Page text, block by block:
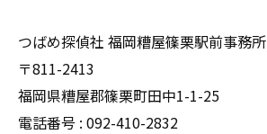
つばめ探偵社 福岡糟屋篠栗駅前事務所
〒811-2413
福岡県糟屋郡篠栗町田中1-1-25
電話番号 : 092-410-2832